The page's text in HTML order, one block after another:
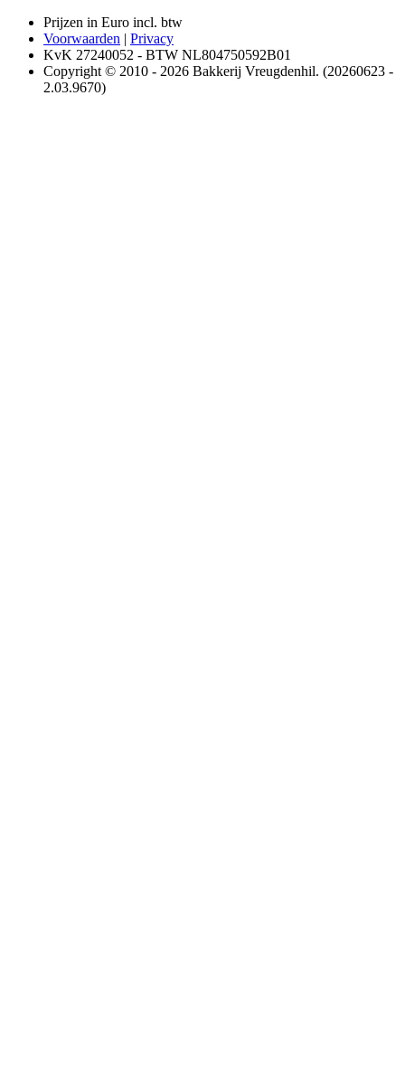
Prijzen in Euro incl. btw
Voorwaarden | Privacy
KvK 27240052 - BTW NL804750592B01
Copyright © 2010 - 2026 Bakkerij Vreugdenhil. (20260623 -
2.03.9670)